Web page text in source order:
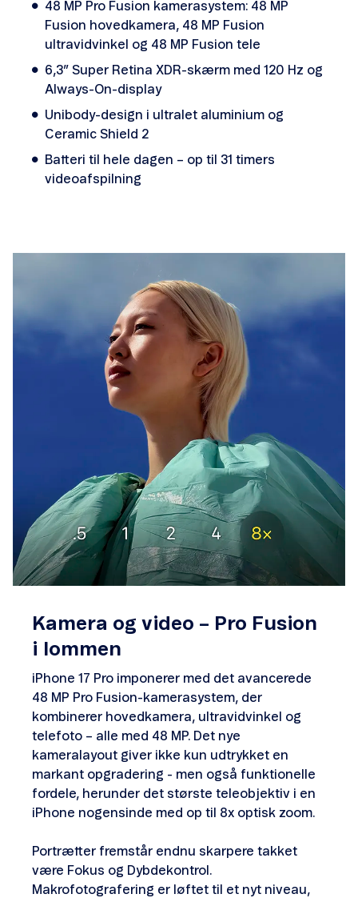
48 MP Pro Fusion kamerasystem: 48 MP
Fusion hovedkamera, 48 MP Fusion
ultravidvinkel og 48 MP Fusion tele
6,3” Super Retina XDR-skærm med 120 Hz og
Always-On-display
Unibody-design i ultralet aluminium og
Ceramic Shield 2
Batteri til hele dagen – op til 31 timers
videoafspilning
Kamera og video – Pro Fusion
i lommen
iPhone 17 Pro imponerer med det avancerede
48 MP Pro Fusion-kamerasystem, der
kombinerer hovedkamera, ultravidvinkel og
telefoto – alle med 48 MP. Det nye
kameralayout giver ikke kun udtrykket en
markant opgradering - men også funktionelle
fordele, herunder det største teleobjektiv i en
iPhone nogensinde med op til 8x optisk zoom.
Portrætter fremstår endnu skarpere takket
være Fokus og Dybdekontrol.
Makrofotografering er løftet til et nyt niveau,